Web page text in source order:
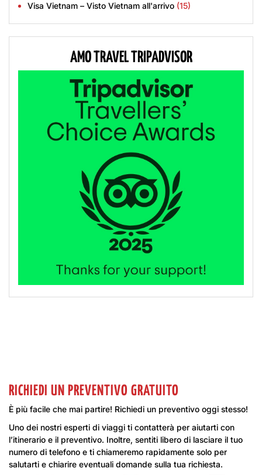
Visa Vietnam – Visto Vietnam all'arrivo (15)
AMO TRAVEL TRIPADVISOR
RICHIEDI UN PREVENTIVO GRATUITO
È più facile che mai partire! Richiedi un preventivo oggi stesso!
Uno dei nostri esperti di viaggi ti contatterà per aiutarti con
l’itinerario e il preventivo. Inoltre, sentiti libero di lasciare il tuo
numero di telefono e ti chiameremo rapidamente solo per
salutarti e chiarire eventuali domande sulla tua richiesta.